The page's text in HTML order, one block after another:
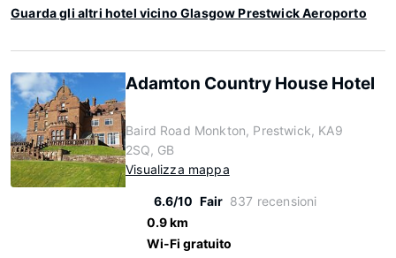
Guarda gli altri hotel vicino Glasgow Prestwick Aeroporto
Adamton Country House Hotel
Baird Road Monkton, Prestwick, KA9
2SQ, GB
Visualizza mappa
6.6/10 Fair 837 recensioni
0.9 km
Wi-Fi gratuito